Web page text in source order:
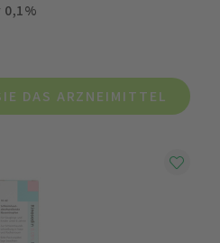
DAS ARZNEIMITTEL